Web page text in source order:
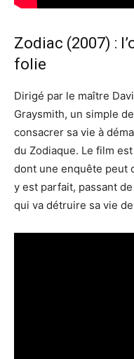
Zodiac (2007) :
folie
Dirigé par le maître
Graysmith, un simple
consacrer sa vie à
du Zodiaque. Le film
dont une enquête peut
y est parfait, passant
qui va détruire sa vie